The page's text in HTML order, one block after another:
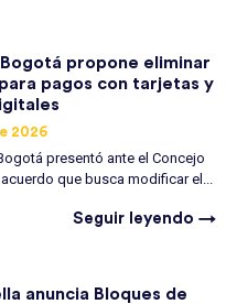
propone eliminar
pagos con tarjetas y
2026
presentó ante el Concejo
que busca modificar el...
Seguir leyendo →
anuncia Bloques de